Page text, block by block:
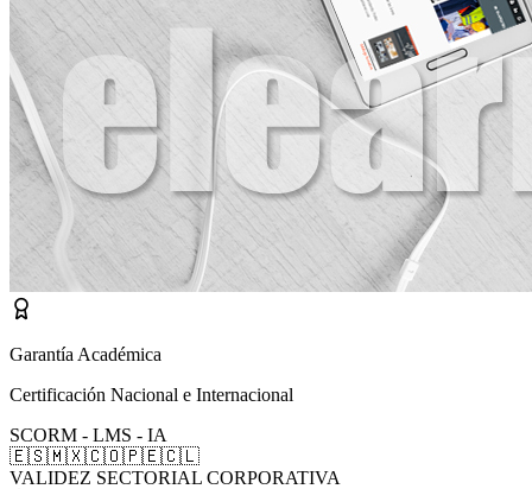
Garantía Académica
Certificación Nacional e Internacional
SCORM - LMS - IA
🇪🇸🇲🇽🇨🇴🇵🇪🇨🇱
VALIDEZ SECTORIAL CORPORATIVA